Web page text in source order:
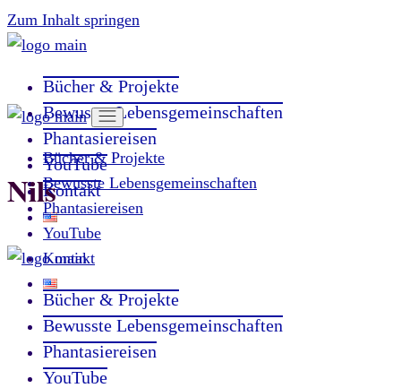
Zum Inhalt springen
Bücher & Projekte
Bewusste Lebensgemeinschaften
Phantasiereisen
YouTube
Kontakt
Bücher & Projekte
Bewusste Lebensgemeinschaften
Phantasiereisen
YouTube
Bücher & Projekte
Bewusste Lebensgemeinschaften
Phantasiereisen
YouTube
Kontakt
Nils